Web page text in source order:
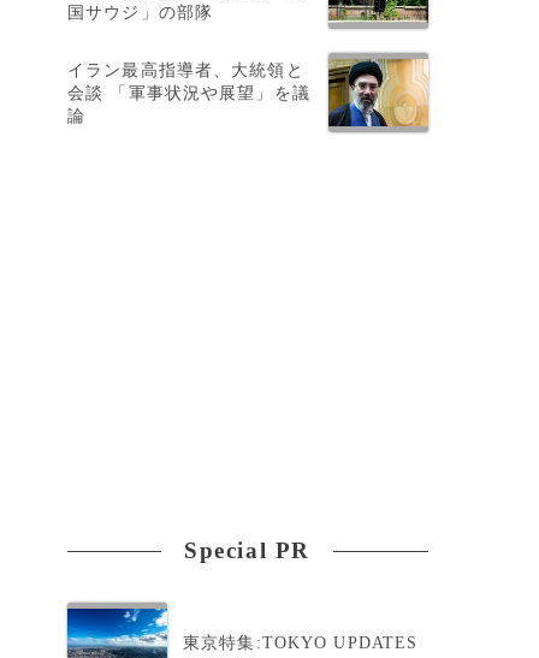
国サウジ」の部隊
イラン最高指導者、大統領と
会談 「軍事状況や展望」を議
論
Special PR
東京特集:TOKYO UPDATES